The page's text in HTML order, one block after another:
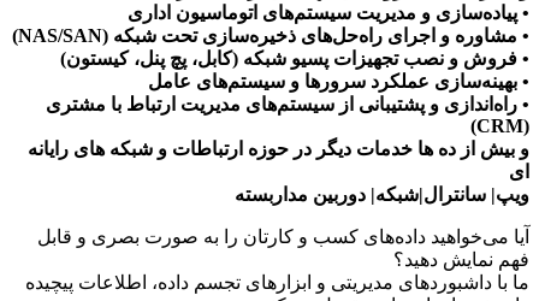
• پیاده‌سازی و مدیریت سیستم‌های اتوماسیون اداری
• مشاوره و اجرای راه‌حل‌های ذخیره‌سازی تحت شبکه (NAS/SAN)
• فروش و نصب تجهیزات پسیو شبکه (کابل، پچ پنل، کیستون)
• بهینه‌سازی عملکرد سرورها و سیستم‌های عامل
• راه‌اندازی و پشتیبانی از سیستم‌های مدیریت ارتباط با مشتری
(CRM)
و بیش از ده ها خدمات دیگر در حوزه ارتباطات و شبکه های رایانه
ای
ویپ| سانترال|شبکه| دوربین مداربسته
آیا می‌خواهید داده‌های کسب و کارتان را به صورت بصری و قابل
فهم نمایش دهید؟
ما با داشبوردهای مدیریتی و ابزارهای تجسم داده، اطلاعات پیچیده